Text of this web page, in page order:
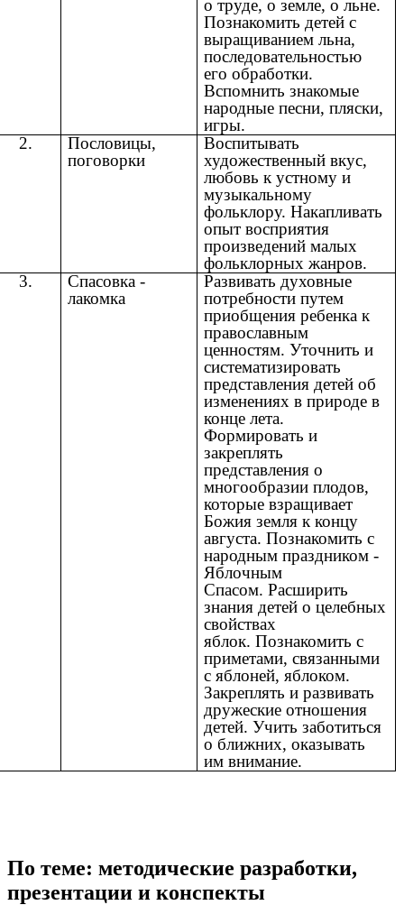
о труде, о земле, о льне.
Познакомить детей с
выращиванием льна,
последовательностью
его обработки.
Вспомнить знакомые
народные песни, пляски,
игры.
2.
Пословицы,
поговорки
Воспитывать
художественный вкус,
любовь к устному и
музыкальному
фольклору. Накапливать
опыт восприятия
произведений малых
фольклорных жанров.
3.
Спасовка -
лакомка
Развивать духовные
потребности путем
приобщения ребенка к
православным
ценностям. Уточнить и
систематизировать
представления детей об
изменениях в природе в
конце лета.
Формировать и
закреплять
представления о
многообразии плодов,
которые взращивает
Божия земля к концу
августа. Познакомить с
народным праздником -
Яблочным
Спасом. Расширить
знания детей о целебных
свойствах
яблок. Познакомить с
приметами, связанными
с яблоней, яблоком.
Закреплять и развивать
дружеские отношения
детей. Учить заботиться
о ближних, оказывать
им внимание.
По теме: методические разработки,
презентации и конспекты